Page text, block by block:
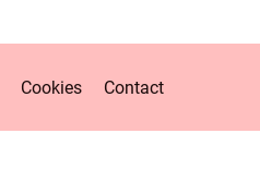
Cookies Contact